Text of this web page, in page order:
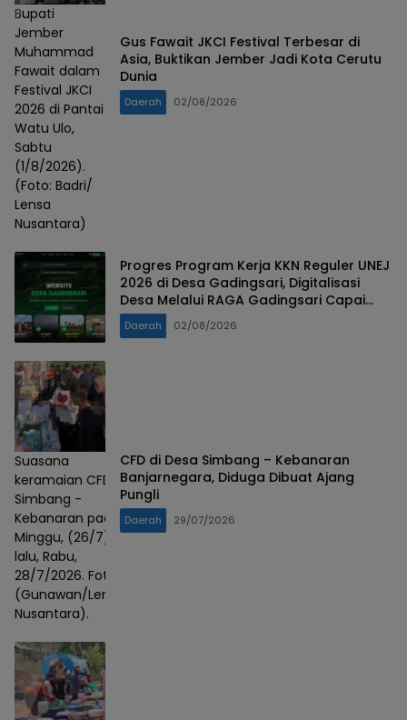
Bupati
Jember
Muhammad
Fawait dalam
Festival JKCI
2026 di Pantai
Watu Ulo,
Sabtu
(1/8/2026).
(Foto: Badri/
Lensa
Nusantara)
Gus Fawait JKCI Festival Terbesar di
Asia, Buktikan Jember Jadi Kota Cerutu
Dunia
Daerah 02/08/2026
Progres Program Kerja KKN Reguler UNEJ
2026 di Desa Gadingsari, Digitalisasi
Desa Melalui RAGA Gadingsari Capai
98% Penyelesaian
Daerah 02/08/2026
Suasana
keramaian CFD
Simbang -
Kebanaran pada
Minggu, (26/7)
lalu, Rabu,
28/7/2026. Foto :
(Gunawan/Lensa
Nusantara).
CFD di Desa Simbang – Kebanaran
Banjarnegara, Diduga Dibuat Ajang
Pungli
Daerah 29/07/2026